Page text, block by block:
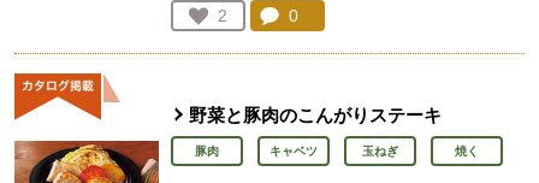
お気に入り登録：
2
人が登録
コメント：
0
野菜と豚肉のこんがりステーキ
豚肉 キャベツ 玉ねぎ 焼く